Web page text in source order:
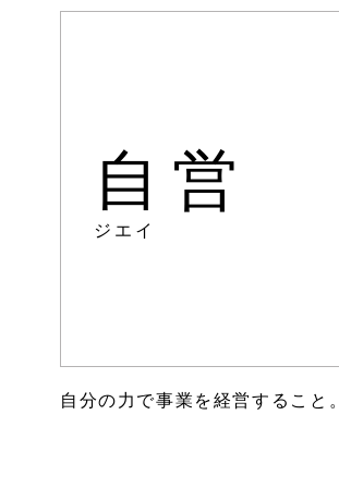
自営
ジエイ
自分の力で事業を経営すること